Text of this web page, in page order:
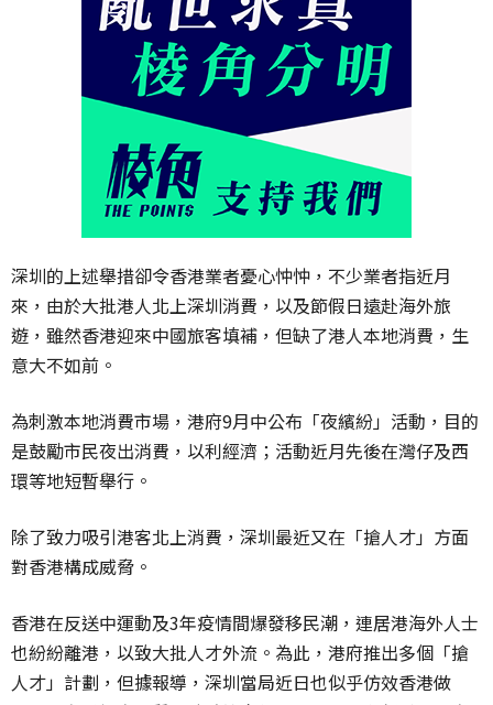
深圳的上述舉措卻令香港業者憂心忡忡，不少業者指近月
來，由於大批港人北上深圳消費，以及節假日遠赴海外旅
遊，雖然香港迎來中國旅客填補，但缺了港人本地消費，生
意大不如前。
為刺激本地消費市場，港府9月中公布「夜繽紛」活動，目的
是鼓勵市民夜出消費，以利經濟；活動近月先後在灣仔及西
環等地短暫舉行。
除了致力吸引港客北上消費，深圳最近又在「搶人才」方面
對香港構成威脅。
香港在反送中運動及3年疫情間爆發移民潮，連居港海外人士
也紛紛離港，以致大批人才外流。為此，港府推出多個「搶
人才」計劃，但據報導，深圳當局近日也似乎仿效香港做